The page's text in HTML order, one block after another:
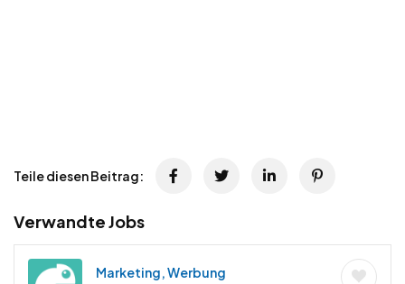
Teile diesen Beitrag:
Verwandte Jobs
Marketing, Werbung